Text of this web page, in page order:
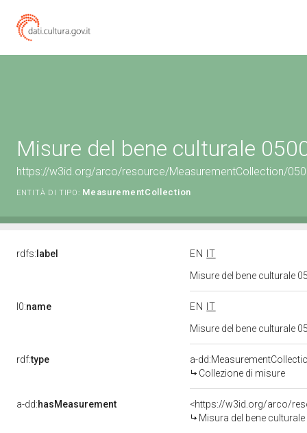
Misure del bene culturale
https://w3id.org/arco/resource/MeasurementCollection/
ENTITÀ DI TIPO: MeasurementCollection
rdfs: label EN
IT
Misure del bene culturale
l0:name EN
IT
Misure del bene culturale
rdf:type
a-
Collezione di misure
a-dd:hasMeasurement
<https://w3id.org/arco/
Misura del bene